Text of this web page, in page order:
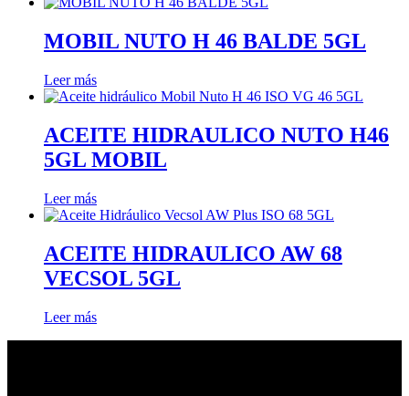
MOBIL NUTO H 46 BALDE 5GL
Leer más
ACEITE HIDRAULICO NUTO H46
5GL MOBIL
Leer más
ACEITE HIDRAULICO AW 68
VECSOL 5GL
Leer más